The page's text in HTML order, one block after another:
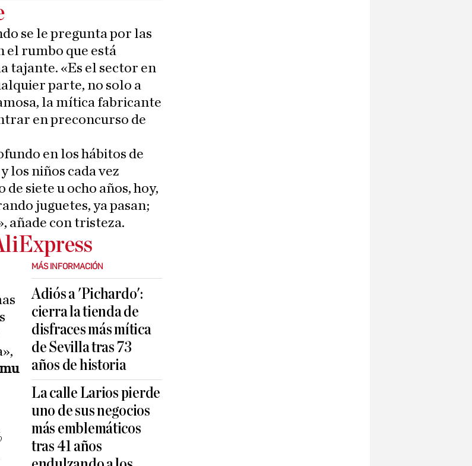
se le pregunta por las
el rumbo que está
tajante. «Es el sector en
parte, no solo a
la mítica fabricante
en preconcurso de
en los hábitos de
los niños cada vez
siete u ocho años, hoy,
juguetes, ya pasan;
añade con tristeza.
MÁS INFORMACIÓN
Adiós a 'Pichardo':
cierra la tienda de
disfraces más mítica
de Sevilla tras 73
años de historia
La calle Larios pierde
uno de sus negocios
más emblemáticos
tras 41 años